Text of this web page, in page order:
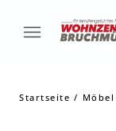
Startseite Möbel